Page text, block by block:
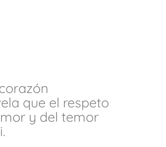
que el respeto
y del temor